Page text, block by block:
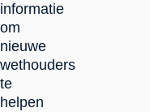
informatie
om
nieuwe
wethouders
te
helpen